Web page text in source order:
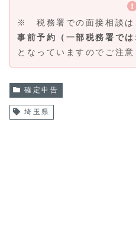
※ 税務署での面接相談は
事前予約（一部税務署では
となっていますのでご注意
確定申告
埼玉県